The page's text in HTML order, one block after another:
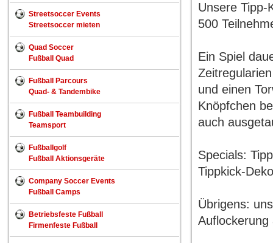
Streetsoccer Events
Streetsoccer mieten
Quad Soccer
Fußball Quad
Fußball Parcours
Quad- & Tandembike
Fußball Teambuilding
Teamsport
Fußballgolf
Fußball Aktionsgeräte
Company Soccer Events
Fußball Camps
Betriebsfeste Fußball
Firmenfeste Fußball
Unsere Tipp-
500
Ein Spiel
und einen
Knöpfchen
auch
Specials:
Tippkick-
Übrigens:
Auflockerung